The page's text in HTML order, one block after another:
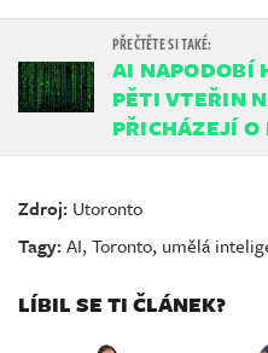
AI NAPODOBÍ
PĚTI VTEŘIN
PŘICHÁZEJÍ
Zdroj: Utoronto
Tagy:AI,Toronto, umělá
LÍBIL SE TI ČLÁNEK?